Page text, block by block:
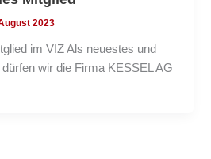
2023
im VIZ Als neuestes und
wir die Firma KESSEL AG